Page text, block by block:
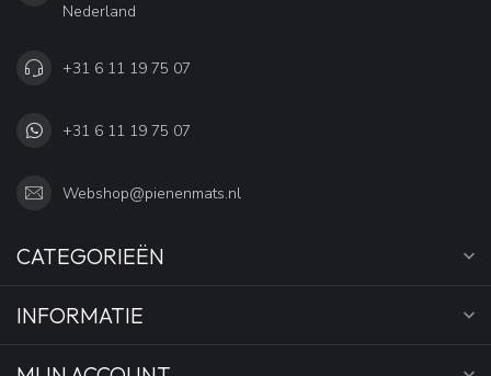
Nederland
+31 6 11 19 75 07
+31 6 11 19 75 07
Webshop@pienenmats.nl
CATEGORIEËN
INFORMATIE